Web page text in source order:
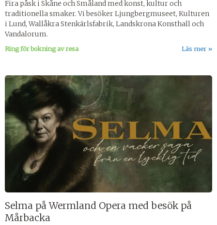
Fira påsk i Skåne och Småland med konst, kultur och
traditionella smaker. Vi besöker Ljungbergmuseet, Kulturen
i Lund, Wallåkra Stenkärlsfabrik, Landskrona Konsthall och
Vandalorum.
Ring för bokning av resa Läs mer
Selma på Wermland Opera med besök på
Mårbacka